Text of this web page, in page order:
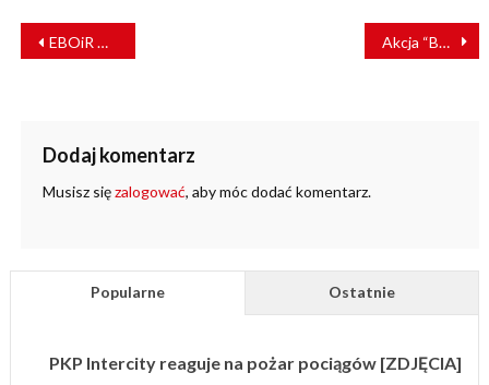
NAWIGACJA
WPISU
EBOiR wesprze elektryfikację i modernizację głównej linii kolejowej w Egipcie Akcja “Bezpiecznie Koleją – Wybierz Kolej” otrzymała unijne dofinansowanie
Dodaj komentarz
Musisz sięzalogować, aby móc dodać komentarz.
Popularne Ostatnie
PKP Intercity reaguje na pożar pociągów [ZDJĘCIA]